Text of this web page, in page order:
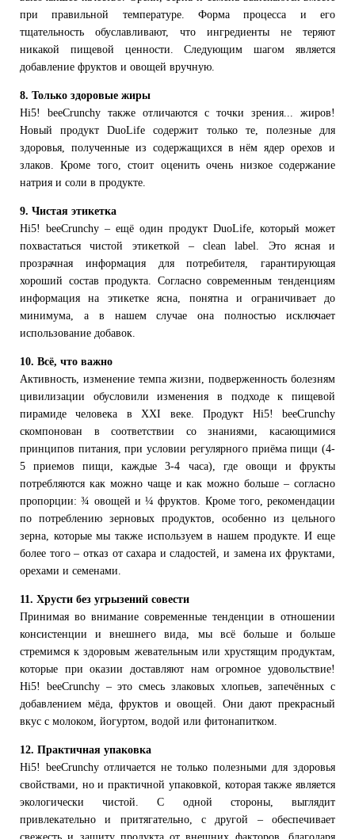
при правильной температуре. Форма процесса и его
тщательность обуславливают, что ингредиенты не теряют
никакой пищевой ценности. Следующим шагом является
добавление фруктов и овощей вручную.
8. Только здоровые жиры
Hi5! beeCrunchy также отличаются с точки зрения... жиров!
Новый продукт DuoLife содержит только те, полезные для
здоровья, полученные из содержащихся в нём ядер орехов и
злаков. Кроме того, стоит оценить очень низкое содержание
натрия и соли в продукте.
9. Чистая этикетка
Hi5! beeCrunchy – ещё один продукт DuoLife, который может
похвастаться чистой этикеткой – сlean label. Это ясная и
прозрачная информация для потребителя, гарантирующая
хороший состав продукта. Согласно современным тенденциям
информация на этикетке ясна, понятна и ограничивает до
минимума, а в нашем случае она полностью исключает
использование добавок.
10. Всё, что важно
Активность, изменение темпа жизни, подверженность болезням
цивилизации обусловили изменения в подходе к пищевой
пирамиде человека в XXI веке. Продукт Hi5! beeCrunchy
скомпонован в соответствии со знаниями, касающимися
принципов питания, при условии регулярного приёма пищи (4-
5 приемов пищи, каждые 3-4 часа), где овощи и фрукты
потребляются как можно чаще и как можно больше – согласно
пропорции: ¾ овощей и ¼ фруктов. Кроме того, рекомендации
по потреблению зерновых продуктов, особенно из цельного
зерна, которые мы также используем в нашем продукте. И еще
более того – отказ от сахара и сладостей, и замена их фруктами,
орехами и семенами.
11. Хрусти без угрызений совести
Принимая во внимание современные тенденции в отношении
консистенции и внешнего вида, мы всё больше и больше
стремимся к здоровым жевательным или хрустящим продуктам,
которые при оказии доставляют нам огромное удовольствие!
Hi5! beeCrunchy – это смесь злаковых хлопьев, запечённых с
добавлением мёда, фруктов и овощей. Они дают прекрасный
вкус с молоком, йогуртом, водой или фитонапитком.
12. Практичная упаковка
Hi5! beeCrunchy отличается не только полезными для здоровья
свойствами, но и практичной упаковкой, которая также является
экологически чистой. С одной стороны, выглядит
привлекательно и притягательно, с другой – обеспечивает